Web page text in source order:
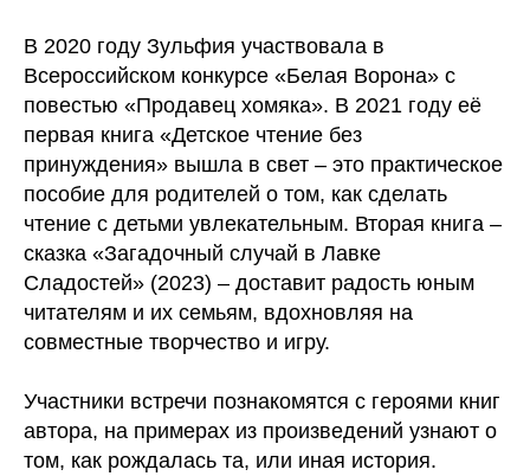
В 2020 году Зульфия участвовала в
Всероссийском конкурсе «Белая Ворона» с
повестью «Продавец хомяка». В 2021 году её
первая книга «Детское чтение без
принуждения» вышла в свет – это практическое
пособие для родителей о том, как сделать
чтение с детьми увлекательным. Вторая книга –
сказка «Загадочный случай в Лавке
Сладостей» (2023) – доставит радость юным
читателям и их семьям, вдохновляя на
совместные творчество и игру.
Участники встречи познакомятся с героями книг
автора, на примерах из произведений узнают о
том, как рождалась та, или иная история.